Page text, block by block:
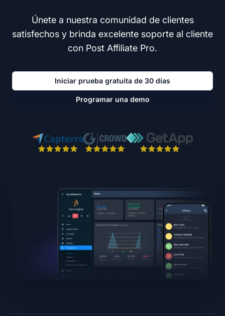
Únete a nuestra comunidad de clientes
satisfechos y brinda excelente soporte al cliente
con Post Affiliate Pro.
Iniciar prueba gratuita de 30 días
Programar una demo